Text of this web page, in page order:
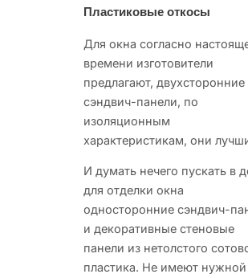
Пластиковые откосы
Для окна согласно
времени изготовители
предлагают, двухсторонние
сэндвич-панели, по
изоляционным
характеристикам, они
И думать нечего пускать в
для отделки окна
односторонние сэндвич-
и декоративные стеновые
панели из нетолстого
пластика. Не имеют нужной